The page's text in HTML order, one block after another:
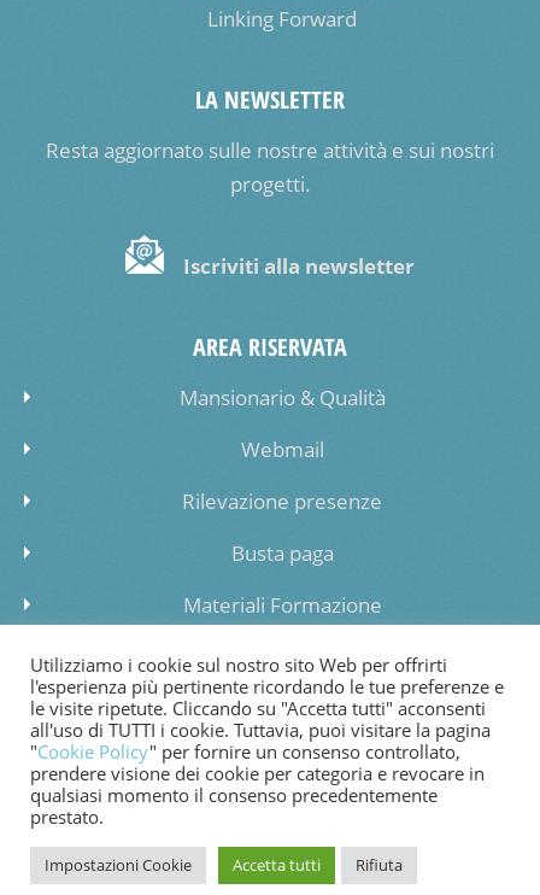
Linking Forward
LA NEWSLETTER
Resta aggiornato sulle nostre attività e sui nostri
progetti.
Iscriviti alla newsletter
AREA RISERVATA
Mansionario & Qualità
Webmail
Rilevazione presenze
Busta paga
Materiali Formazione
Inserimento dati lista di attesa
COOKIE POLICY PRIVACY POLICY
WHISTLEBLOWING
© 2024 Copyright Cooperativa di Bessimo
Utilizziamo i cookie sul nostro sito Web per offrirti
l'esperienza più pertinente ricordando le tue preferenze e
le visite ripetute. Cliccando su "Accetta tutti" acconsenti
all'uso di TUTTI i cookie. Tuttavia, puoi visitare la pagina
"Cookie Policy" per fornire un consenso controllato,
prendere visione dei cookie per categoria e revocare in
qualsiasi momento il consenso precedentemente
prestato.
Impostazioni Cookie Accetta tutti Rifiuta